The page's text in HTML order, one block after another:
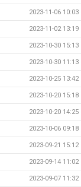
2023-11-06 10:03
2023-11-02 13:19
2023-10-30 15:13
2023-10-30 11:13
2023-10-25 13:42
2023-10-20 15:18
2023-10-20 14:25
2023-10-06 09:18
2023-09-21 15:12
2023-09-14 11:02
2023-09-07 11:32